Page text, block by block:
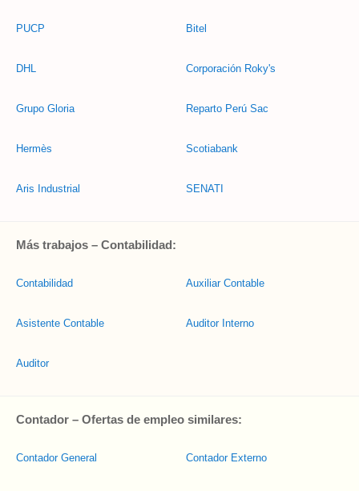
PUCP
DHL
Grupo Gloria
Hermès
Aris Industrial
Bitel
Corporación Roky's
Reparto Perú Sac
Scotiabank
SENATI
Más trabajos – Contabilidad:
Contabilidad
Asistente Contable
Auditor
Auxiliar Contable
Auditor Interno
Contador – Ofertas de empleo similares:
Contador General Contador Externo